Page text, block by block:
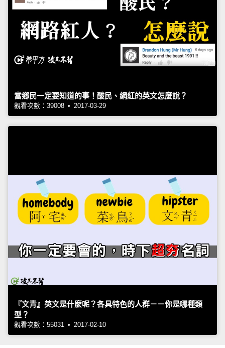
當鄉民一定要知道的事！酸民、網紅的英文怎麼說？
觀看次數：39008 • 2017-03-29
『文青』英文是什麼呢？各具特色的人群－－你是哪種類
型？
觀看次數：55031 • 2017-02-10